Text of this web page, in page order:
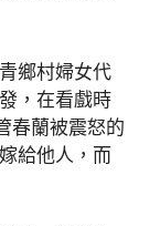
鄉村婦女代
，在看戲時
春蘭被震怒的
給他人，而